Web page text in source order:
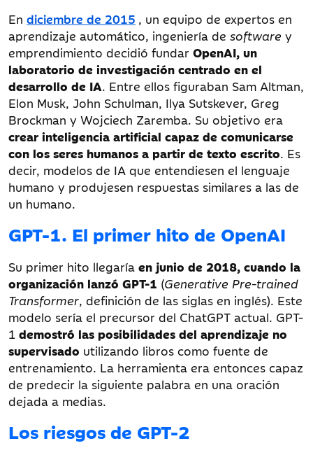
En diciembre de 2015 , un equipo de expertos en
aprendizaje automático, ingeniería de software y
emprendimiento decidió fundar OpenAI, un
laboratorio de investigación centrado en el
desarrollo de IA. Entre ellos figuraban Sam Altman,
Elon Musk, John Schulman, Ilya Sutskever, Greg
Brockman y Wojciech Zaremba. Su objetivo era
crear inteligencia artificial capaz de comunicarse
con los seres humanos a partir de texto escrito. Es
decir, modelos de IA que entendiesen el lenguaje
humano y produjesen respuestas similares a las de
un humano.
GPT-1. El primer hito de OpenAI
Su primer hito llegaría en junio de 2018, cuando la
organización lanzó GPT-1 (Generative Pre-trained
Transformer, definición de las siglas en inglés). Este
modelo sería el precursor del ChatGPT actual. GPT-
1 demostró las posibilidades del aprendizaje no
supervisado utilizando libros como fuente de
entrenamiento. La herramienta era entonces capaz
de predecir la siguiente palabra en una oración
dejada a medias.
Los riesgos de GPT-2